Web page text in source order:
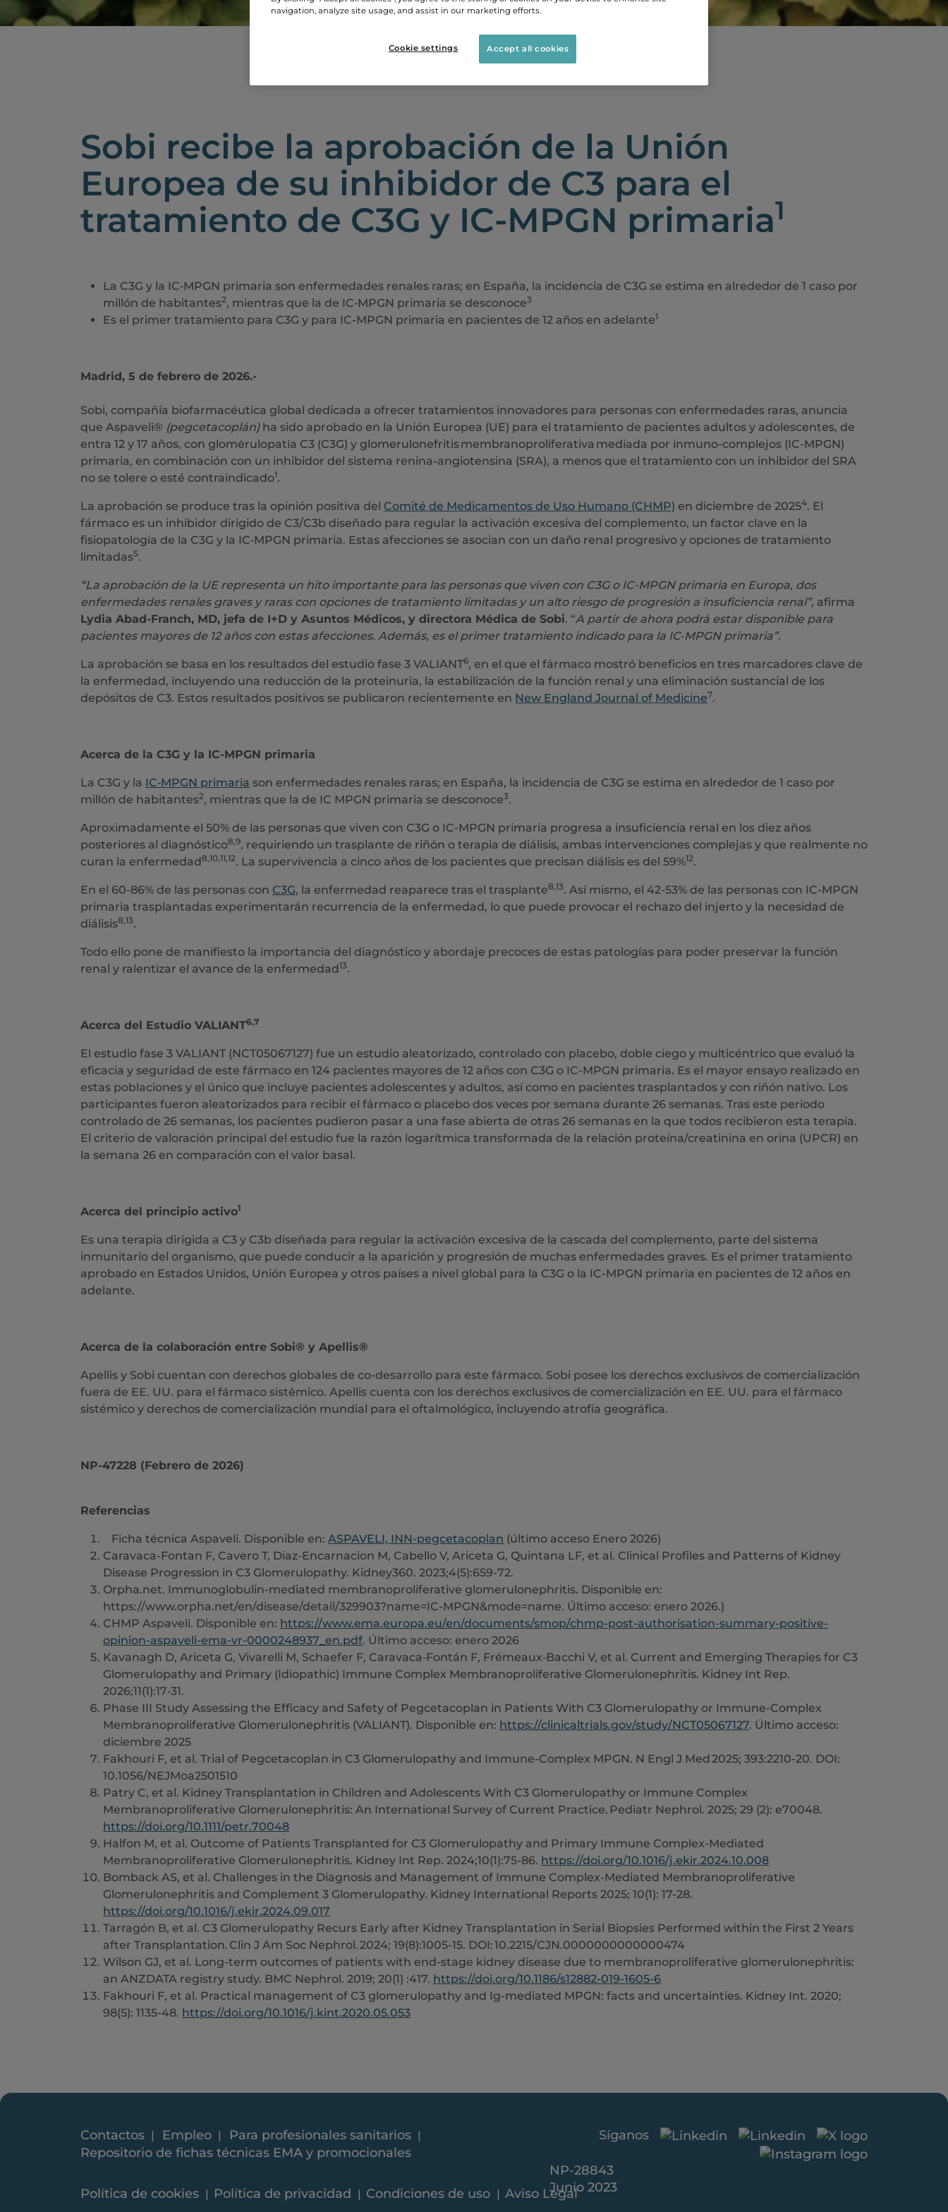
Sobi recibe la aprobación de la Unión
Europea de su inhibidor de C3 para el
tratamiento de C3G y IC-MPGN primaria1
La C3G y la IC‑MPGN primaria son enfermedades renales raras; en España, la incidencia de C3G se estima en alrededor de 1 caso por
millón de habitantes2, mientras que la de IC‑MPGN primaria se desconoce3
Es el primer tratamiento para C3G y para IC-MPGN primaria en pacientes de 12 años en adelante1
Madrid, 5 de febrero de 2026.-
Sobi, compañía biofarmacéutica global dedicada a ofrecer tratamientos innovadores para personas con enfermedades raras, anuncia
que Aspaveli® (pegcetacoplán)ha sido aprobado en la Unión Europea (UE) para el tratamiento de pacientes adultos y adolescentes, de
entra 12 y 17 años, con glomérulopatía C3 (C3G) y glomerulonefritis membranoproliferativa mediada por inmuno-complejos (IC-MPGN)
primaria, en combinación con un inhibidor del sistema renina-angiotensina (SRA), a menos que el tratamiento con un inhibidor del SRA
no se tolere o esté contraindicado1.
La aprobación se produce tras la opinión positiva del Comité de Medicamentos de Uso Humano (CHMP) en diciembre de 20254. El
fármaco es un inhibidor dirigido de C3/C3b diseñado para regular la activación excesiva del complemento, un factor clave en la
fisiopatología de la C3G y la IC‑MPGN primaria. Estas afecciones se asocian con un daño renal progresivo y opciones de tratamiento
limitadas5.
“La aprobación de la UE representa un hito importante para las personas que viven con C3G o IC-MPGN primaria en Europa, dos
enfermedades renales graves y raras con opciones de tratamiento limitadas y un alto riesgo de progresión a insuficiencia renal”, afirma
Lydia Abad-Franch, MD, jefa de I+D y Asuntos Médicos, y directora Médica de Sobi. “A partir de ahora podrá estar disponible para
pacientes mayores de 12 años con estas afecciones. Además, es el primer tratamiento indicado para la IC‑MPGN primaria”.
La aprobación se basa en los resultados del estudio fase 3 VALIANT6, en el que el fármaco mostró beneficios en tres marcadores clave de
la enfermedad, incluyendo una reducción de la proteinuria, la estabilización de la función renal y una eliminación sustancial de los
depósitos de C3. Estos resultados positivos se publicaron recientemente en New England Journal of Medicine7.
Acerca de la C3G y la IC-MPGN primaria
La C3G y la IC‑MPGN primaria son enfermedades renales raras; en España, la incidencia de C3G se estima en alrededor de 1 caso por
millón de habitantes2, mientras que la de IC MPGN primaria se desconoce3.
Aproximadamente el 50% de las personas que viven con C3G o IC-MPGN primaria progresa a insuficiencia renal en los diez años
posteriores al diagnóstico8,9, requiriendo un trasplante de riñón o terapia de diálisis, ambas intervenciones complejas y que realmente no
curan la enfermedad8,10,11,12. La supervivencia a cinco años de los pacientes que precisan diálisis es del 59%12.
En el 60-86% de las personas con C3G, la enfermedad reaparece tras el trasplante8,13. Así mismo, el 42-53% de las personas con IC-MPGN
primaria trasplantadas experimentarán recurrencia de la enfermedad, lo que puede provocar el rechazo del injerto y la necesidad de
diálisis8,13.
Todo ello pone de manifiesto la importancia del diagnóstico y abordaje precoces de estas patologías para poder preservar la función
renal y ralentizar el avance de la enfermedad13.
Acerca del Estudio VALIANT6,7
El estudio fase 3 VALIANT (NCT05067127) fue un estudio aleatorizado, controlado con placebo, doble ciego y multicéntrico que evaluó la
eficacia y seguridad de este fármaco en 124 pacientes mayores de 12 años con C3G o IC-MPGN primaria. Es el mayor ensayo realizado en
estas poblaciones y el único que incluye pacientes adolescentes y adultos, así como en pacientes trasplantados y con riñón nativo. Los
participantes fueron aleatorizados para recibir el fármaco o placebo dos veces por semana durante 26 semanas. Tras este periodo
controlado de 26 semanas, los pacientes pudieron pasar a una fase abierta de otras 26 semanas en la que todos recibieron esta terapia.
El criterio de valoración principal del estudio fue la razón logarítmica transformada de la relación proteína/creatinina en orina (UPCR) en
la semana 26 en comparación con el valor basal.
Acerca del principio activo1
Es una terapia dirigida a C3 y C3b diseñada para regular la activación excesiva de la cascada del complemento, parte del sistema
inmunitario del organismo, que puede conducir a la aparición y progresión de muchas enfermedades graves. Es el primer tratamiento
aprobado en Estados Unidos, Unión Europea y otros países a nivel global para la C3G o la IC-MPGN primaria en pacientes de 12 años en
adelante.
Acerca de la colaboración entre Sobi® y Apellis®
Apellis y Sobi cuentan con derechos globales de co-desarrollo para este fármaco. Sobi posee los derechos exclusivos de comercialización
fuera de EE. UU. para el fármaco sistémico. Apellis cuenta con los derechos exclusivos de comercialización en EE. UU. para el fármaco
sistémico y derechos de comercialización mundial para el oftalmológico, incluyendo atrofia geográfica.
NP-47228 (Febrero de 2026)
Referencias
Ficha técnica Aspaveli. Disponible en: ASPAVELI, INN-pegcetacoplan (último acceso Enero 2026)
Caravaca-Fontan F, Cavero T, Diaz-Encarnacion M, Cabello V, Ariceta G, Quintana LF, et al. Clinical Profiles and Patterns of Kidney
Disease Progression in C3 Glomerulopathy. Kidney360. 2023;4(5):659-72.
Orpha.net. Immunoglobulin-mediated membranoproliferative glomerulonephritis. Disponible en:
https://www.orpha.net/en/disease/detail/329903?name=IC-MPGN&mode=name. Último acceso: enero 2026.)
CHMP Aspaveli. Disponible en: https://www.ema.europa.eu/en/documents/smop/chmp-post-authorisation-summary-positive-
opinion-aspaveli-ema-vr-0000248937_en.pdf. Último acceso: enero 2026
Kavanagh D, Ariceta G, Vivarelli M, Schaefer F, Caravaca‑Fontán F, Frémeaux‑Bacchi V, et al. Current and Emerging Therapies for C3
Glomerulopathy and Primary (Idiopathic) Immune Complex Membranoproliferative Glomerulonephritis. Kidney Int Rep.
2026;11(1):17‑31.
Phase III Study Assessing the Efficacy and Safety of Pegcetacoplan in Patients With C3 Glomerulopathy or Immune-Complex
Membranoproliferative Glomerulonephritis (VALIANT). Disponible en: https://clinicaltrials.gov/study/NCT05067127. Último acceso:
diciembre 2025
Fakhouri F, et al. Trial of Pegcetacoplan in C3 Glomerulopathy and Immune-Complex MPGN. N Engl J Med 2025; 393:2210-20. DOI:
10.1056/NEJMoa2501510
Patry C, et al. Kidney Transplantation in Children and Adolescents With C3 Glomerulopathy or Immune Complex
Membranoproliferative Glomerulonephritis: An International Survey of Current Practice. Pediatr Nephrol. 2025; 29 (2): e70048.
https://doi.org/10.1111/petr.70048
Halfon M, et al. Outcome of Patients Transplanted for C3 Glomerulopathy and Primary Immune Complex-Mediated
Membranoproliferative Glomerulonephritis. Kidney Int Rep. 2024;10(1):75-86. https://doi.org/10.1016/j.ekir.2024.10.008
Bomback AS, et al. Challenges in the Diagnosis and Management of Immune Complex-Mediated Membranoproliferative
Glomerulonephritis and Complement 3 Glomerulopathy. Kidney International Reports 2025; 10(1): 17-28.
https://doi.org/10.1016/j.ekir.2024.09.017
Tarragón B, et al. C3 Glomerulopathy Recurs Early after Kidney Transplantation in Serial Biopsies Performed within the First 2 Years
after Transplantation. Clin J Am Soc Nephrol. 2024; 19(8):1005-15. DOI: 10.2215/CJN.0000000000000474
Wilson GJ, et al. Long-term outcomes of patients with end-stage kidney disease due to membranoproliferative glomerulonephritis:
an ANZDATA registry study. BMC Nephrol. 2019; 20(1) :417. https://doi.org/10.1186/s12882-019-1605-6
Fakhouri F, et al. Practical management of C3 glomerulopathy and Ig-mediated MPGN: facts and uncertainties. Kidney Int. 2020;
98(5): 1135-48. https://doi.org/10.1016/j.kint.2020.05.053
Contactos Empleo
Para profesionales sanitarios
Repositorio de fichas técnicas EMA y promocionales
Síganos
NP-28843
Junio 2023
Política de cookies Política de privacidad Condiciones de uso Aviso Legal
navigation, analyze site usage, and assist in our marketing efforts.
Cookie settings Accept all cookies